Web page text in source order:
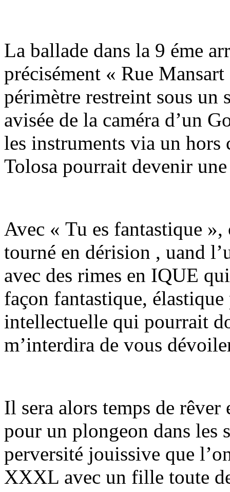
La ballade dans la 9 éme
précisément « Rue
périmètre restreint sous un
avisée de la caméra d’un
les instruments via un hors
Tolosa pourrait devenir
Avec « Tu es fantastique
tourné en dérision , uand
avec des rimes en IQUE
façon fantastique,
intellectuelle qui pourrait
m’interdira de vous
Il sera alors temps de
pour un plongeon dans les
perversité jouissive que
XXXL avec un fille toute